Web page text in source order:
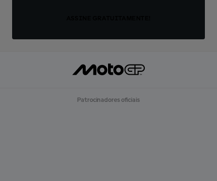
Patrocinadores oficiais